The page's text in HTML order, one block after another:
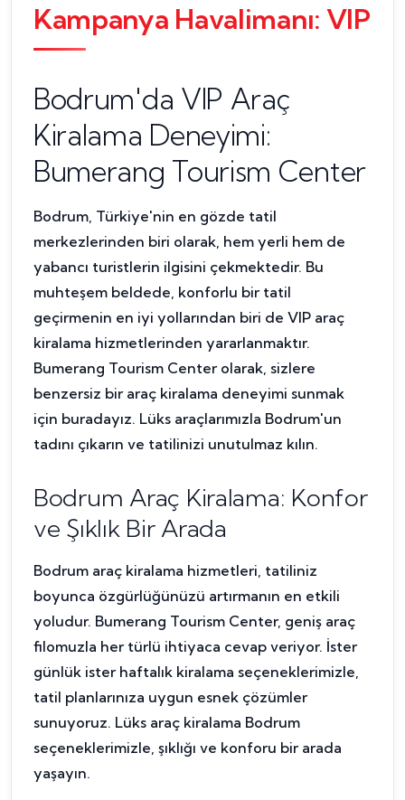
Kampanya Havalimanı: VIP
Bodrum'da VIP Araç
Kiralama Deneyimi:
Bumerang Tourism Center
Bodrum, Türkiye'nin en gözde tatil
merkezlerinden biri olarak, hem yerli hem de
yabancı turistlerin ilgisini çekmektedir. Bu
muhteşem beldede, konforlu bir tatil
geçirmenin en iyi yollarından biri de VIP araç
kiralama hizmetlerinden yararlanmaktır.
Bumerang Tourism Center olarak, sizlere
benzersiz bir araç kiralama deneyimi sunmak
için buradayız. Lüks araçlarımızla Bodrum'un
tadını çıkarın ve tatilinizi unutulmaz kılın.
Bodrum Araç Kiralama: Konfor
ve Şıklık Bir Arada
Bodrum araç kiralama hizmetleri, tatiliniz
boyunca özgürlüğünüzü artırmanın en etkili
yoludur. Bumerang Tourism Center, geniş araç
filomuzla her türlü ihtiyaca cevap veriyor. İster
günlük ister haftalık kiralama seçeneklerimizle,
tatil planlarınıza uygun esnek çözümler
sunuyoruz. Lüks araç kiralama Bodrum
seçeneklerimizle, şıklığı ve konforu bir arada
yaşayın.